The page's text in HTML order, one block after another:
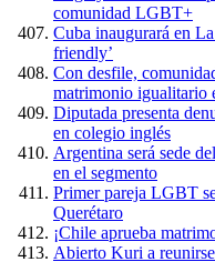
comunidad LGBT+
Cuba inaugurará en
friendly’
Con desfile,
matrimonio igualitario
Diputada presenta
en colegio inglés
Argentina será sede
en el segmento
Primer pareja LGBT
Querétaro
¡Chile aprueba
Abierto Kuri a